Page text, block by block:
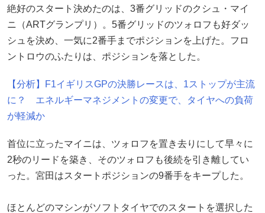
絶好のスタート決めたのは、3番グリッドのクシュ・マイ
ニ（ARTグランプリ）。5番グリッドのツォロフも好ダッ
シュを決め、一気に2番手までポジションを上げた。フロ
ントロウのふたりは、ポジションを落とした。
【分析】F1イギリスGPの決勝レースは、1ストップが主流
に？ エネルギーマネジメントの変更で、タイヤへの負荷
が軽減か
首位に立ったマイニは、ツォロフを置き去りにして早々に
2秒のリードを築き、そのツォロフも後続を引き離してい
った。宮田はスタートポジションの9番手をキープした。
ほとんどのマシンがソフトタイヤでのスタートを選択した